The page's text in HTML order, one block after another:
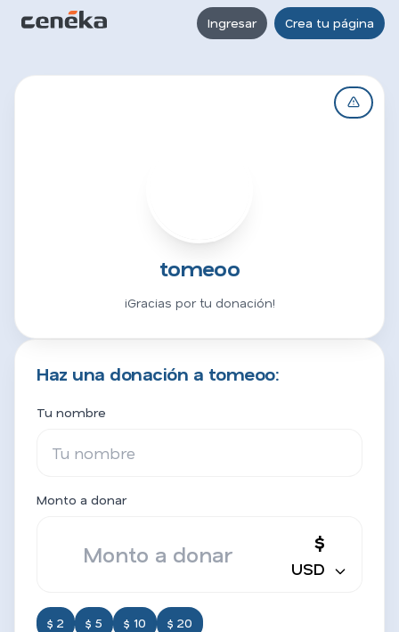
Ingresar Crea tu página
tomeoo
¡Gracias por tu donación!
Haz una donación a tomeoo:
Tu nombre
Monto a donar
$
USD
$ 2 $ 5 $ 10 $ 20